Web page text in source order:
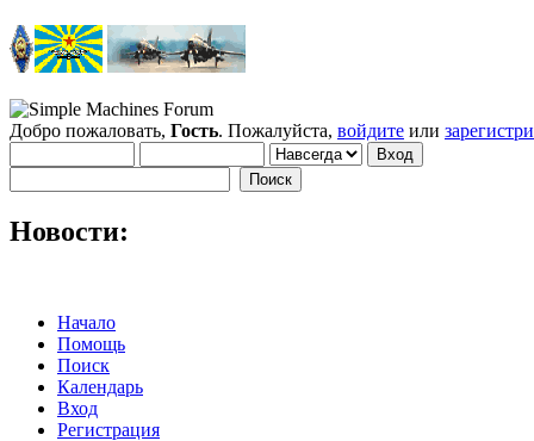
Добро пожаловать, Гость. Пожалуйста, войдите или
Новости:
Начало
Помощь
Поиск
Календарь
Вход
Регистрация